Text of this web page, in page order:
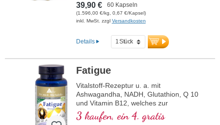
39,90 € 60 Kapseln
(1.596,00 €/kg, 0,67 €/Kapsel)
inkl. MwSt. zzgl Versandkosten
Details
Fatigue
Vitalstoff-Rezeptur u. a. mit
Ashwagandha, NADH, Glutathion, Q 10
und Vitamin B12, welches zur
Verringerung von Müdigkeit und
Ermüdung beiträgt.
3 kaufen, ein 4. gratis